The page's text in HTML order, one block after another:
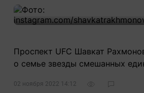
Проспект UFC Шавкат
о семье звезды смешанных
02 ноября 2022 14:12